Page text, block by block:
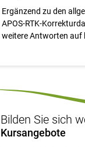
Ergänzend zu den
APOS-RTK-
weitere Antworten auf
Bilden Sie sich
Kursangebote